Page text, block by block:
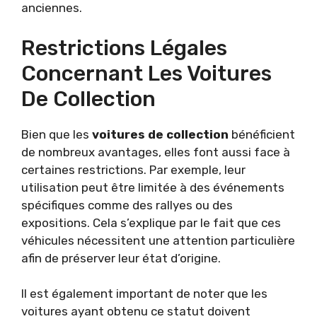
anciennes.
Restrictions Légales
Concernant Les Voitures
De Collection
Bien que les voitures de collection bénéficient
de nombreux avantages, elles font aussi face à
certaines restrictions. Par exemple, leur
utilisation peut être limitée à des événements
spécifiques comme des rallyes ou des
expositions. Cela s’explique par le fait que ces
véhicules nécessitent une attention particulière
afin de préserver leur état d’origine.
Il est également important de noter que les
voitures ayant obtenu ce statut doivent